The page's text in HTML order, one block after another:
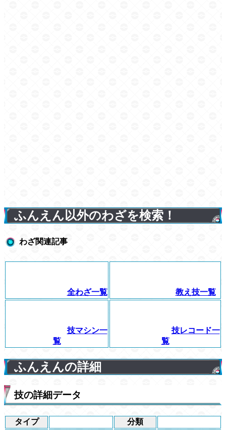
ふんえん以外のわざを検索！
わざ関連記事
全わざ一覧 教え技一覧
技マシン一
覧
技レコード一
覧
ふんえんの詳細
技の詳細データ
タイプ
分類